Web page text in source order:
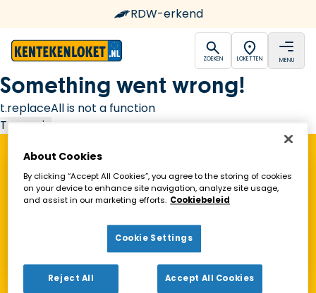
RDW-erkend
open
ZOEKEN LOKETTEN MENU
Something went wrong!
t.replaceAll is not a function
Try again
Vind een Kentekenloket in de buurt!
Toon alleen geopende loketten
About Cookies
By clicking “Accept All Cookies”, you agree to the storing of cookies
on your device to enhance site navigation, analyze site usage,
and assist in our marketing efforts. Cookiebeleid
Cookie Settings
Reject All Accept All Cookies